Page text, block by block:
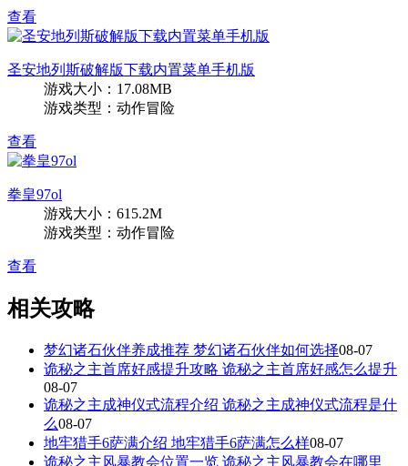
查看
圣安地列斯破解版下载内置菜单手机版
游戏大小：17.08MB
游戏类型：动作冒险
查看
拳皇97ol
游戏大小：615.2M
游戏类型：动作冒险
查看
相关攻略
梦幻诸石伙伴养成推荐 梦幻诸石伙伴如何选择08-07
诡秘之主首席好感提升攻略 诡秘之主首席好感怎么提升
08-07
诡秘之主成神仪式流程介绍 诡秘之主成神仪式流程是什
么08-07
地牢猎手6萨满介绍 地牢猎手6萨满怎么样08-07
诡秘之主风暴教会位置一览 诡秘之主风暴教会在哪里